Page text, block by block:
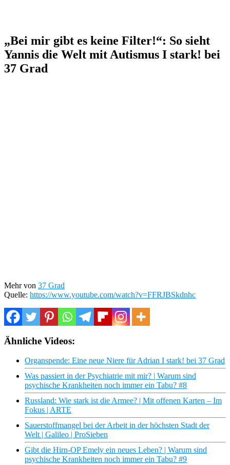
„Bei mir gibt es keine Filter!“: So sieht
Yannis die Welt mit Autismus I stark! bei
37 Grad
Mehr von 37 Grad
Quelle: https://www.youtube.com/watch?v=FFRJBSkdnhc
Ähnliche Videos:
Organspende: Eine neue Niere für Adrian I stark! bei 37 Grad
Was passiert in der Psychiatrie mit mir? | Warum sind
psychische Krankheiten noch immer ein Tabu? #8
Russland: Wie stark ist die Armee? | Mit offenen Karten – Im
Fokus | ARTE
Sauerstoffmangel bei der Arbeit in der höchsten Stadt der
Welt | Galileo | ProSieben
Gibt die Hirn-OP Emely ein neues Leben? | Warum sind
psychische Krankheiten noch immer ein Tabu? #9